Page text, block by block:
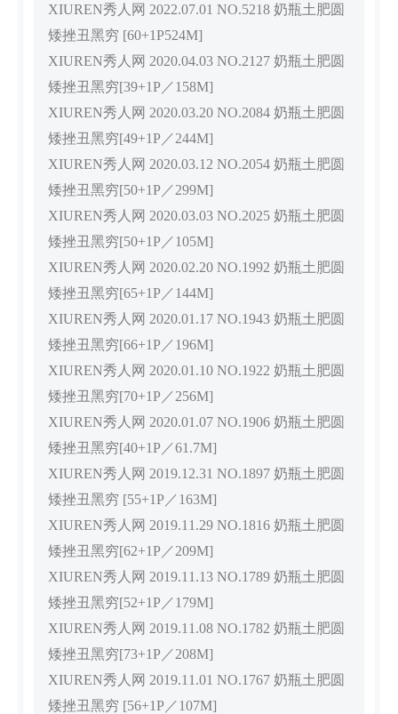
XIUREN秀人网 2022.07.01 NO.5218 奶瓶土肥圆
矮挫丑黑穷 [60+1P524M]
XIUREN秀人网 2020.04.03 NO.2127 奶瓶土肥圆
矮挫丑黑穷[39+1P／158M]
XIUREN秀人网 2020.03.20 NO.2084 奶瓶土肥圆
矮挫丑黑穷[49+1P／244M]
XIUREN秀人网 2020.03.12 NO.2054 奶瓶土肥圆
矮挫丑黑穷[50+1P／299M]
XIUREN秀人网 2020.03.03 NO.2025 奶瓶土肥圆
矮挫丑黑穷[50+1P／105M]
XIUREN秀人网 2020.02.20 NO.1992 奶瓶土肥圆
矮挫丑黑穷[65+1P／144M]
XIUREN秀人网 2020.01.17 NO.1943 奶瓶土肥圆
矮挫丑黑穷[66+1P／196M]
XIUREN秀人网 2020.01.10 NO.1922 奶瓶土肥圆
矮挫丑黑穷[70+1P／256M]
XIUREN秀人网 2020.01.07 NO.1906 奶瓶土肥圆
矮挫丑黑穷[40+1P／61.7M]
XIUREN秀人网 2019.12.31 NO.1897 奶瓶土肥圆
矮挫丑黑穷 [55+1P／163M]
XIUREN秀人网 2019.11.29 NO.1816 奶瓶土肥圆
矮挫丑黑穷[62+1P／209M]
XIUREN秀人网 2019.11.13 NO.1789 奶瓶土肥圆
矮挫丑黑穷[52+1P／179M]
XIUREN秀人网 2019.11.08 NO.1782 奶瓶土肥圆
矮挫丑黑穷[73+1P／208M]
XIUREN秀人网 2019.11.01 NO.1767 奶瓶土肥圆
矮挫丑黑穷 [56+1P／107M]